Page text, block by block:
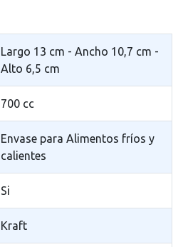
Largo 13 cm - Ancho 10,7 cm -
Alto 6,5 cm
700 cc
Envase para Alimentos fr­íos y
calientes
Si
Kraft